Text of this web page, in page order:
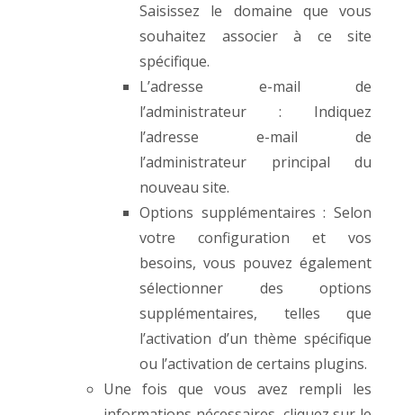
Saisissez le domaine que vous
souhaitez associer à ce site
spécifique.
L’adresse e-mail de
l’administrateur : Indiquez
l’adresse e-mail de
l’administrateur principal du
nouveau site.
Options supplémentaires : Selon
votre configuration et vos
besoins, vous pouvez également
sélectionner des options
supplémentaires, telles que
l’activation d’un thème spécifique
ou l’activation de certains plugins.
Une fois que vous avez rempli les